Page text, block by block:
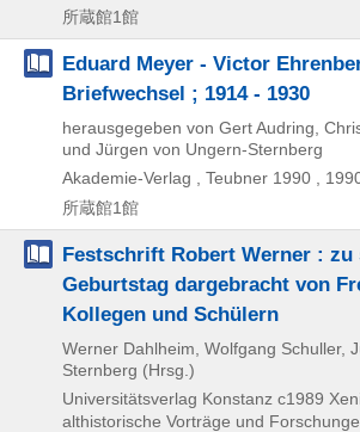
所蔵館1館
Eduard Meyer - Victor
Briefwechsel ; 1914 - 1930
herausgegeben von Gert Audring,
und Jürgen von Ungern-Sternberg
Akademie-Verlag , Teubner 1990 ,
所蔵館1館
Festschrift Robert Werner : zu
Geburtstag dargebracht von
Kollegen und Schülern
Werner Dahlheim, Wolfgang Schuller,
Sternberg (Hrsg.)
Universitätsverlag Konstanz c1989
althistorische Vorträge und